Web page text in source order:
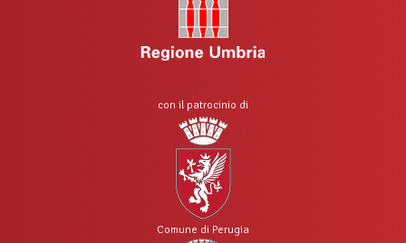
con il patrocinio di
Comune di Perugia